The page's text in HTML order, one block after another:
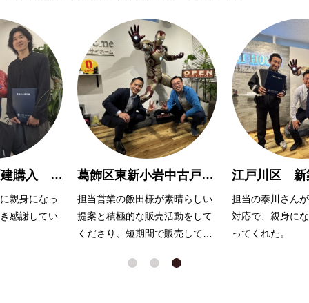
三郷市 新築戸建購入 W様
親身になっ
感謝してい
葛飾区東新小岩中古戸建 売却 Ｈ様
担当営業の飯田様が素晴らしい
提案と積極的な販売活動をして
くださり、短期間で販売してく
担当の泰川さん
対応で、親身に
ってくれた。